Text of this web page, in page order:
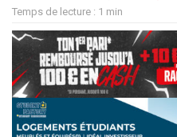
Temps de lecture : 1 min